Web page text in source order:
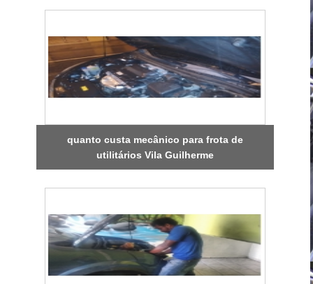
quanto custa mecânico para frota de
utilitários Vila Guilherme